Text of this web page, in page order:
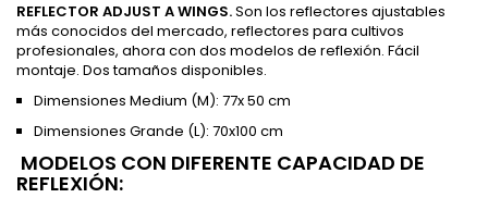
REFLECTOR ADJUST A WINGS.Son los reflectores ajustables
más conocidos del mercado, reflectores para cultivos
profesionales, ahora con dos modelos de reflexión. Fácil
montaje. Dos tamaños disponibles.
Dimensiones Medium (M): 77x 50 cm
Dimensiones Grande (L): 70x100 cm
MODELOS CON DIFERENTE CAPACIDAD DE
REFLEXIÓN: